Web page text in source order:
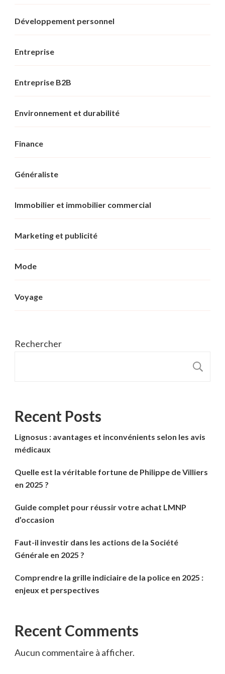
Développement personnel
Entreprise
Entreprise B2B
Environnement et durabilité
Finance
Généraliste
Immobilier et immobilier commercial
Marketing et publicité
Mode
Voyage
Rechercher
Recent Posts
Lignosus : avantages et inconvénients selon les avis
médicaux
Quelle est la véritable fortune de Philippe de Villiers
en 2025 ?
Guide complet pour réussir votre achat LMNP
d’occasion
Faut-il investir dans les actions de la Société
Générale en 2025 ?
Comprendre la grille indiciaire de la police en 2025 :
enjeux et perspectives
Recent Comments
Aucun commentaire à afficher.